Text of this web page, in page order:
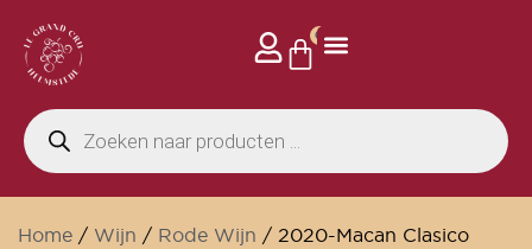
0
Home / Wijn / Rode Wijn / 2020-Macan Clasico